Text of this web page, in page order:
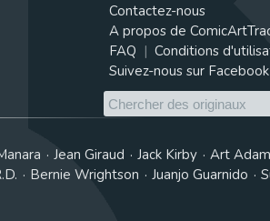
Contactez-nous
A propos de
FAQ
Conditions
Suivez-nous sur Facebook
Jean Giraud Jack Kirby Art
Bernie Wrightson Juanjo Guarnido